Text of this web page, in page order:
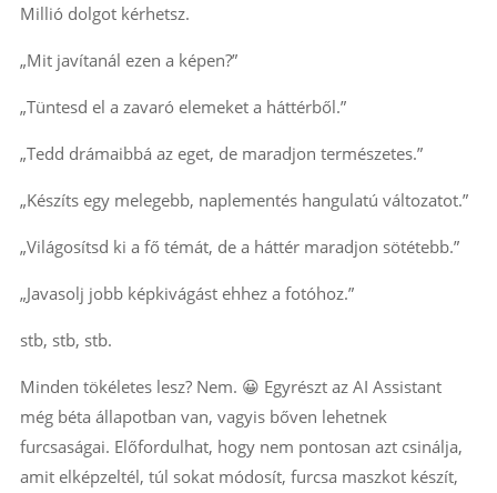
Millió dolgot kérhetsz.
„Mit javítanál ezen a képen?”
„Tüntesd el a zavaró elemeket a háttérből.”
„Tedd drámaibbá az eget, de maradjon természetes.”
„Készíts egy melegebb, naplementés hangulatú változatot.”
„Világosítsd ki a fő témát, de a háttér maradjon sötétebb.”
„Javasolj jobb képkivágást ehhez a fotóhoz.”
stb, stb, stb.
Minden tökéletes lesz? Nem. 😀 Egyrészt az AI Assistant
még béta állapotban van, vagyis bőven lehetnek
furcsaságai. Előfordulhat, hogy nem pontosan azt csinálja,
amit elképzeltél, túl sokat módosít, furcsa maszkot készít,